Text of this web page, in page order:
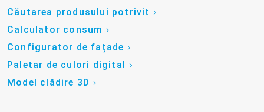
Căutarea produsului potrivit
Calculator consum
Configurator de fațade
Paletar de culori digital
Model clădire 3D